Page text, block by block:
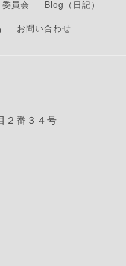
委員会
Blog（日記）
お問い合わせ
２番３４号